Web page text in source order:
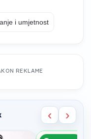
i umjetnost
REKLAME